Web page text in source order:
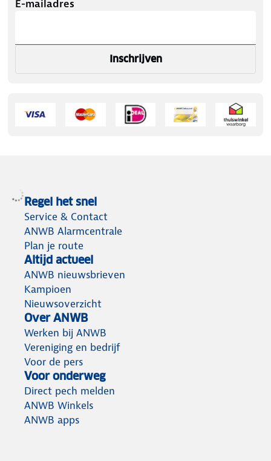
E-mailadres
Inschrijven
Regel het snel
Service & Contact
ANWB Alarmcentrale
Plan je route
Altijd actueel
ANWB nieuwsbrieven
Kampioen
Nieuwsoverzicht
Over ANWB
Werken bij ANWB
Vereniging en bedrijf
Voor de pers
Voor onderweg
Direct pech melden
ANWB Winkels
ANWB apps